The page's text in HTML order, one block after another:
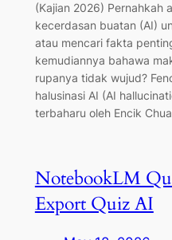
(Kajian 2026) Pernahkah
kecerdasan buatan (AI)
atau mencari fakta
kemudiannya bahawa
rupanya tidak wujud?
halusinasi AI (AI
terbaharu oleh Encik
NotebookLM
Export Quiz AI